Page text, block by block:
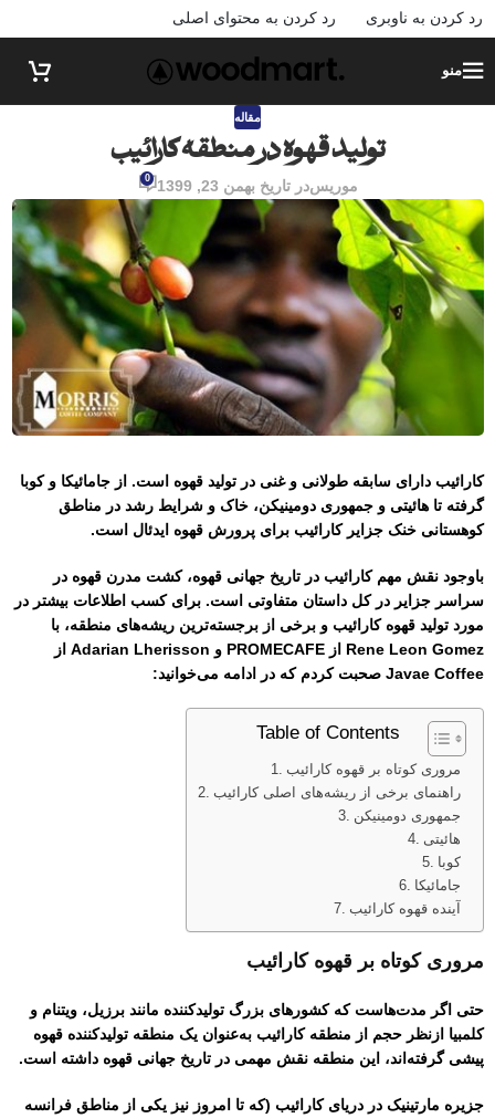
رد کردن به ناوبری رد کردن به محتوای اصلی
منو
مقاله
تولید قهوه در منطقه کارائیب
موریسدر تاریخ بهمن 23, 1399 0
کارائیب دارای سابقه طولانی و غنی در تولید قهوه است. از جامائیکا و کوبا
گرفته تا هائیتی و جمهوری دومینیکن، خاک و شرایط رشد در مناطق
کوهستانی خنک جزایر کارائیب برای پرورش قهوه ایدئال است.
باوجود نقش مهم کارائیب در تاریخ جهانی قهوه، کشت مدرن قهوه در
سراسر جزایر در کل داستان متفاوتی است. برای کسب اطلاعات بیشتر در
مورد تولید قهوه کارائیب و برخی از برجسته‌ترین ریشه‌های منطقه، با
Rene Leon Gomez از PROMECAFE و Adarian Lherisson از
Javae Coffee صحبت کردم که در ادامه می‌خوانید:
Table of Contents
مروری کوتاه بر قهوه کارائیب
راهنمای برخی از ریشه‌های اصلی کارائیب
جمهوری دومینیکن
هائیتی
کوبا
جامائیکا
آینده قهوه کارائیب
مروری کوتاه بر قهوه کارائیب
حتی اگر مدت‌هاست که کشورهای بزرگ تولیدکننده مانند برزیل، ویتنام و
کلمبیا ازنظر حجم از منطقه کارائیب به‌عنوان یک منطقه تولیدکننده قهوه
پیشی گرفته‌اند، این منطقه نقش مهمی در تاریخ جهانی قهوه داشته است.
جزیره مارتینیک در دریای کارائیب (که تا امروز نیز یکی از مناطق فرانسه